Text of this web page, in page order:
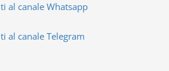
al canale Whatsapp
al canale Telegram